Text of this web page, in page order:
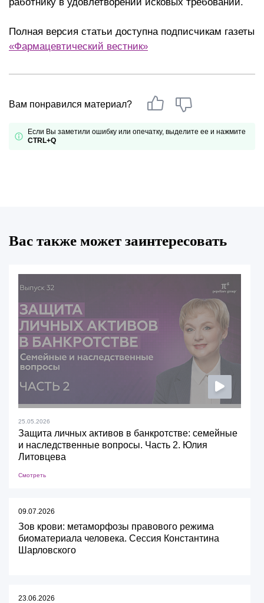
Полная версия статьи доступна подписчикам газеты
«Фармацевтический вестник»
Вам понравился материал?
Если Вы заметили ошибку или опечатку, выделите ее и нажмите
CTRL+Q
Вас также может заинтересовать
25.05.2026
Защита личных активов в банкротстве: семейные
и наследственные вопросы. Часть 2. Юлия
Литовцева
Смотреть
09.07.2026
Зов крови: метаморфозы правового режима
биоматериала человека. Сессия Константина
Шарловского
23.06.2026